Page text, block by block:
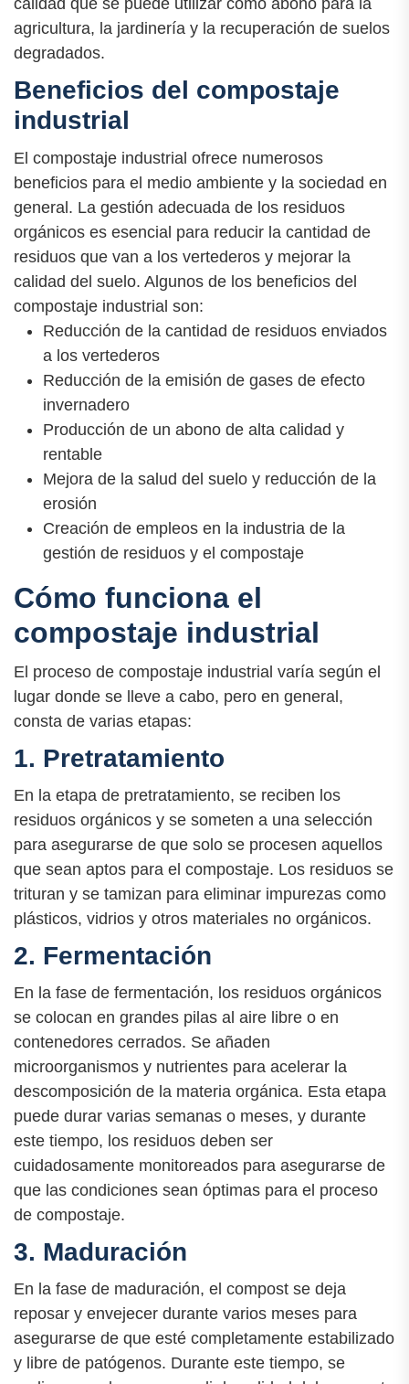
calidad que se puede utilizar como abono para la
agricultura, la jardinería y la recuperación de suelos
degradados.
Beneficios del compostaje
industrial
El compostaje industrial ofrece numerosos
beneficios para el medio ambiente y la sociedad en
general. La gestión adecuada de los residuos
orgánicos es esencial para reducir la cantidad de
residuos que van a los vertederos y mejorar la
calidad del suelo. Algunos de los beneficios del
compostaje industrial son:
Reducción de la cantidad de residuos enviados
a los vertederos
Reducción de la emisión de gases de efecto
invernadero
Producción de un abono de alta calidad y
rentable
Mejora de la salud del suelo y reducción de la
erosión
Creación de empleos en la industria de la
gestión de residuos y el compostaje
Cómo funciona el
compostaje industrial
El proceso de compostaje industrial varía según el
lugar donde se lleve a cabo, pero en general,
consta de varias etapas:
1. Pretratamiento
En la etapa de pretratamiento, se reciben los
residuos orgánicos y se someten a una selección
para asegurarse de que solo se procesen aquellos
que sean aptos para el compostaje. Los residuos se
trituran y se tamizan para eliminar impurezas como
plásticos, vidrios y otros materiales no orgánicos.
2. Fermentación
En la fase de fermentación, los residuos orgánicos
se colocan en grandes pilas al aire libre o en
contenedores cerrados. Se añaden
microorganismos y nutrientes para acelerar la
descomposición de la materia orgánica. Esta etapa
puede durar varias semanas o meses, y durante
este tiempo, los residuos deben ser
cuidadosamente monitoreados para asegurarse de
que las condiciones sean óptimas para el proceso
de compostaje.
3. Maduración
En la fase de maduración, el compost se deja
reposar y envejecer durante varios meses para
asegurarse de que esté completamente estabilizado
y libre de patógenos. Durante este tiempo, se